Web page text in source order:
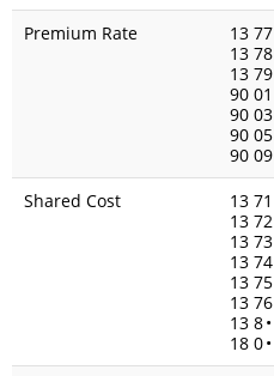
Premium Rate
13 77
13 78
13 79
90 01
90 03
90 05
90 09
Shared Cost
13 71
13 72
13 73
13 74
13 75
13 76
13 8•
18 0•